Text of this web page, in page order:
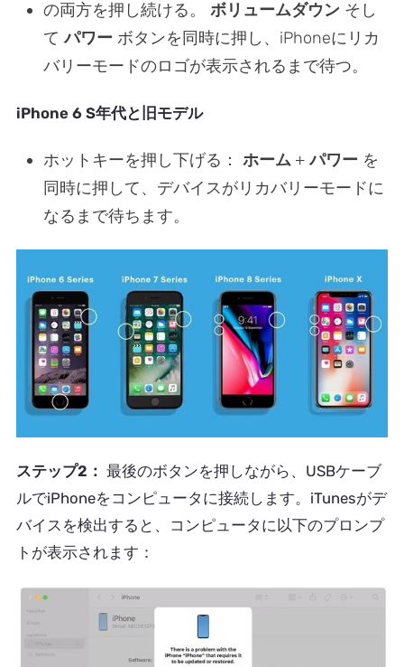
の両方を押し続ける。 ボリュームダウンそし
てパワーボタンを同時に押し、iPhoneにリカ
バリーモードのロゴが表示されるまで待つ。
iPhone 6 S年代と旧モデル
ホットキーを押し下げる： ホーム+パワーを
同時に押して、デバイスがリカバリーモードに
なるまで待ちます。
ステップ2： 最後のボタンを押しながら、USBケーブ
ルでiPhoneをコンピュータに接続します。iTunesがデ
バイスを検出すると、コンピュータに以下のプロンプ
トが表示されます：